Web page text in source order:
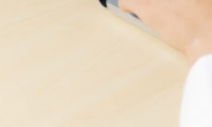
conformité de vos projets.
Qu’est-ce que la RE2020 ?